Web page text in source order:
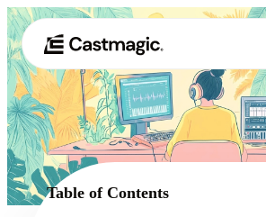
01 Produkt
02 Anwendungsfälle
Table of Contents